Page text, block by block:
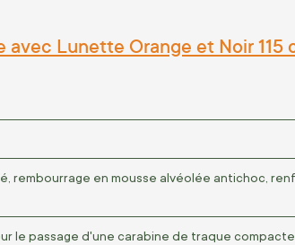
Lunette Orange et Noir 115
rembourrage en mousse alvéolée antichoc,
le passage d'une carabine de traque